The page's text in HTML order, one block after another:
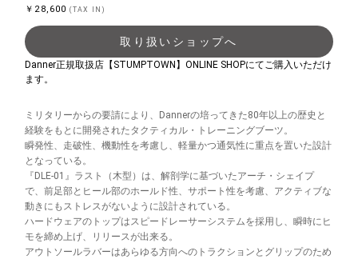
￥28,600(TAX IN)
取り扱いショップへ
Danner正規取扱店【STUMPTOWN】ONLINE SHOPにてご購入いただけ
ます。
ミリタリーからの要請により、Dannerの培ってきた80年以上の歴史と
経験をもとに開発されたタクティカル・トレーニングブーツ。
瞬発性、走破性、機動性を考慮し、軽量かつ通気性に重点を置いた設計
となっている。
『DLE-01』ラスト（木型）は、解剖学に基づいたアーチ・シェイプ
で、前足部とヒール部のホールド性、サポート性を考慮、アクティブな
動きにもストレスがないように設計されている。
ハードウェアのトップはスピードレーサーシステムを採用し、瞬時にヒ
モを締め上げ、リリースが出来る。
アウトソールラバーはあらゆる方向へのトラクションとグリップのため